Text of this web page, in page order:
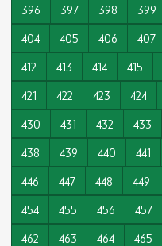
396
397 398 399
404
405 406 407
412
413 414 415
421
422 423 424
430
431 432 433
438
439 440 441
446
447 448 449
454
455 456 457
462
463 464 465